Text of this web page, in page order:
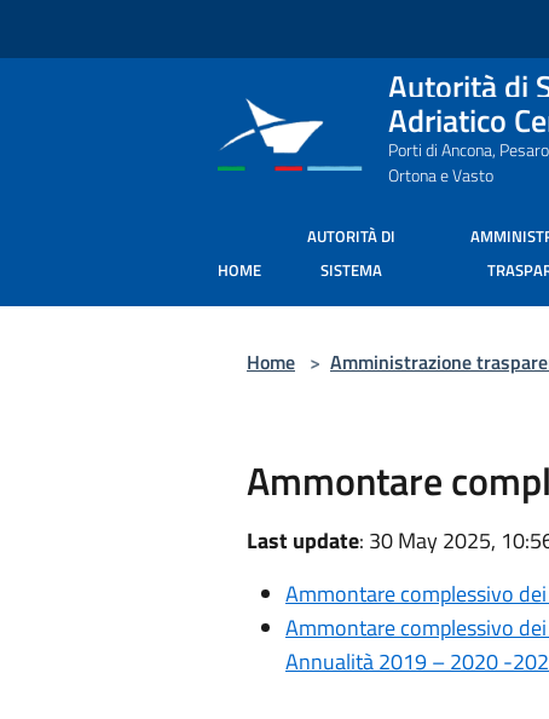
Autorità di
Adriatico
Porti di Ancona,
Ortona e Vasto
HOME
AUTORITÀ DI
SISTEMA
Home > Amministrazione
Ammontare
Last update: 30 May 2025,
Ammontare complessivo
Ammontare complessivo
Annualità 2019 – 2020 -